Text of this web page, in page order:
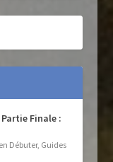
Finale :
Débuter, Guides